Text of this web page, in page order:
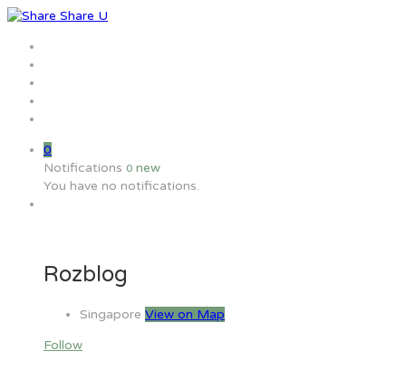
0
Notifications 0 new
You have no notifications.
Rozblog
Singapore View on Map
Follow